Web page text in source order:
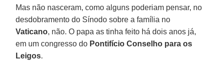
Mas não nasceram, como alguns poderiam pensar, no
desdobramento do Sínodo sobre a família no
Vaticano, não. O papa as tinha feito há dois anos já,
em um congresso do Pontifício Conselho para os
Leigos.